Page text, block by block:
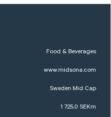
Food & Beverages
www.midsona.com
Sweden Mid Cap
1 725,0 SEKm